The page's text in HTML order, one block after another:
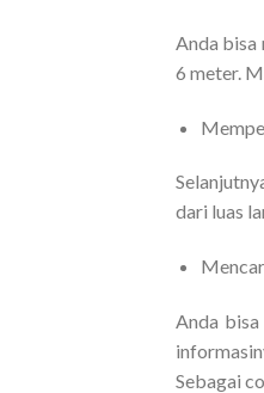
Anda bisa
6 meter.
dari luas
Anda bisa
Sebagai